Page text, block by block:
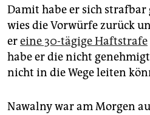
Damit habe er sich strafbar
wies die Vorwürfe zurück
ereine 30-tägige Haftstrafe
habe er die nicht
nicht in die Wege leiten
Nawalny war am Morgen